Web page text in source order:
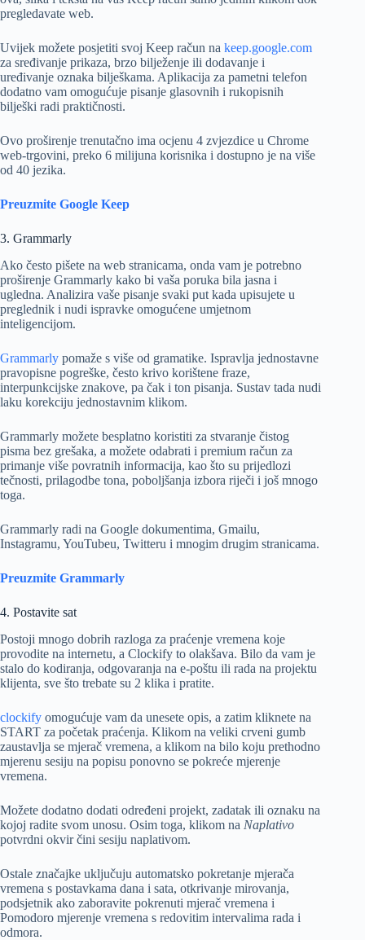
pregledavate web.
Uvijek možete posjetiti svoj Keep račun na keep.google.com
za sređivanje prikaza, brzo bilježenje ili dodavanje i
uređivanje oznaka bilješkama. Aplikacija za pametni telefon
dodatno vam omogućuje pisanje glasovnih i rukopisnih
bilješki radi praktičnosti.
Ovo proširenje trenutačno ima ocjenu 4 zvjezdice u Chrome
web-trgovini, preko 6 milijuna korisnika i dostupno je na više
od 40 jezika.
Preuzmite Google Keep
3. Grammarly
Ako često pišete na web stranicama, onda vam je potrebno
proširenje Grammarly kako bi vaša poruka bila jasna i
ugledna. Analizira vaše pisanje svaki put kada upisujete u
preglednik i nudi ispravke omogućene umjetnom
inteligencijom.
Grammarly pomaže s više od gramatike. Ispravlja jednostavne
pravopisne pogreške, često krivo korištene fraze,
interpunkcijske znakove, pa čak i ton pisanja. Sustav tada nudi
laku korekciju jednostavnim klikom.
Grammarly možete besplatno koristiti za stvaranje čistog
pisma bez grešaka, a možete odabrati i premium račun za
primanje više povratnih informacija, kao što su prijedlozi
tečnosti, prilagodbe tona, poboljšanja izbora riječi i još mnogo
toga.
Grammarly radi na Google dokumentima, Gmailu,
Instagramu, YouTubeu, Twitteru i mnogim drugim stranicama.
Preuzmite Grammarly
4. Postavite sat
Postoji mnogo dobrih razloga za praćenje vremena koje
provodite na internetu, a Clockify to olakšava. Bilo da vam je
stalo do kodiranja, odgovaranja na e-poštu ili rada na projektu
klijenta, sve što trebate su 2 klika i pratite.
clockify omogućuje vam da unesete opis, a zatim kliknete na
START za početak praćenja. Klikom na veliki crveni gumb
zaustavlja se mjerač vremena, a klikom na bilo koju prethodno
mjerenu sesiju na popisu ponovno se pokreće mjerenje
vremena.
Možete dodatno dodati određeni projekt, zadatak ili oznaku na
kojoj radite svom unosu. Osim toga, klikom na Naplativo
potvrdni okvir čini sesiju naplativom.
Ostale značajke uključuju automatsko pokretanje mjerača
vremena s postavkama dana i sata, otkrivanje mirovanja,
podsjetnik ako zaboravite pokrenuti mjerač vremena i
Pomodoro mjerenje vremena s redovitim intervalima rada i
odmora.